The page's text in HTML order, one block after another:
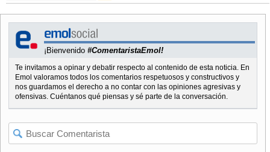
¡Bienvenido #ComentaristaEmol!
Te invitamos a opinar y debatir respecto al contenido de esta noticia. En
Emol valoramos todos los comentarios respetuosos y constructivos y
nos guardamos el derecho a no contar con las opiniones agresivas y
ofensivas. Cuéntanos qué piensas y sé parte de la conversación.